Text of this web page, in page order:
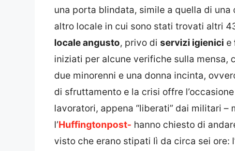
una porta blindata, simile a quella di
altro locale in cui sono stati trovati altri
locale angusto, privo di servizi igienici e
iniziati per alcune verifiche sulla mensa,
due minorenni e una donna incinta,
di sfruttamento e la crisi offre
lavoratori, appena “liberati” dai militari –
l’Huffingtonpost- hanno chiesto di
visto che erano stipati lì da circa sei ore: